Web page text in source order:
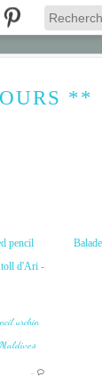
**
pencil
d'Ari -
…